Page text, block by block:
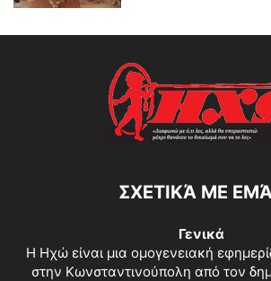
ΣΧΕΤΙΚΆ ΜΕ
Γενικά
Η Ηχώ είναι μια ομογενειακή
στην Κωνσταντινούπολη από τον